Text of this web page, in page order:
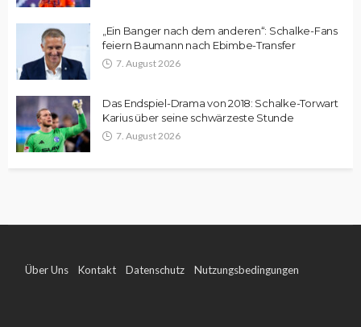
„Ein Banger nach dem anderen“: Schalke-Fans
feiern Baumann nach Ebimbe-Transfer
7. August 2026
Das Endspiel-Drama von 2018: Schalke-Torwart
Karius über seine schwärzeste Stunde
7. August 2026
Über Uns Kontakt Datenschutz Nutzungsbedingungen